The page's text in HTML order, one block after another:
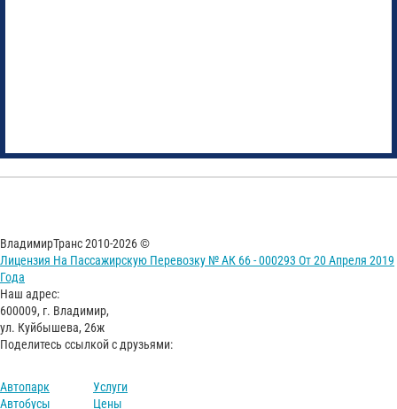
ВладимирТранс 2010-2026 ©
Лицензия На Пассажирскую Перевозку № АК 66 - 000293 От 20 Апреля 2019
Года
Наш адрес:
600009, г. Владимир,
ул. Куйбышева, 26ж
Поделитесь ссылкой с друзьями:
Автопарк
Автобусы
Услуги
Цены